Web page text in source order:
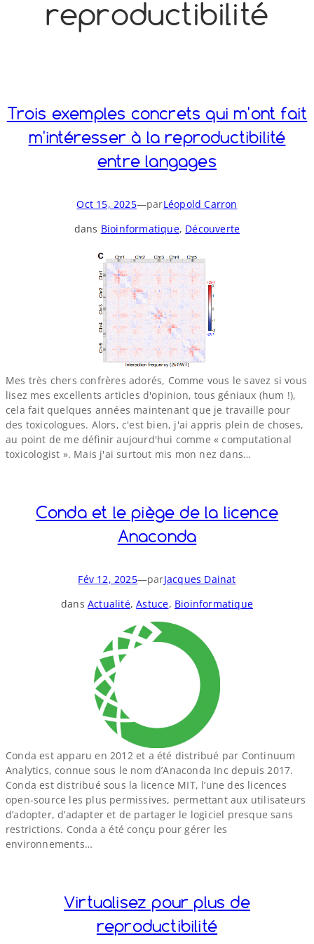
o y S
reproductibilité
Trois exemples concrets qui m'ont fait
m'intéresser à la reproductibilité
entre langages
Oct 15, 2025—parLéopold Carron
dans Bioinformatique, Découverte
Mes très chers confrères adorés, Comme vous le savez si vous
lisez mes excellents articles d'opinion, tous géniaux (hum !),
cela fait quelques années maintenant que je travaille pour
des toxicologues. Alors, c'est bien, j'ai appris plein de choses,
au point de me définir aujourd'hui comme « computational
toxicologist ». Mais j'ai surtout mis mon nez dans…
Conda et le piège de la licence
Anaconda
Fév 12, 2025—parJacques Dainat
dansActualité, Astuce, Bioinformatique
Conda est apparu en 2012 et a été distribué par Continuum
Analytics, connue sous le nom d’Anaconda Inc depuis 2017.
Conda est distribué sous la licence MIT, l’une des licences
open-​source les plus permissives, permettant aux utilisateurs
d’adopter, d’adapter et de partager le logiciel presque sans
restrictions. Conda a été conçu pour gérer les
environnements…
Virtualisez pour plus de
reproductibilité